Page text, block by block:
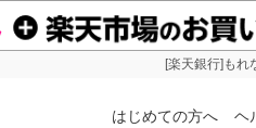
[楽天銀行]もれ
はじめての方へ ヘ